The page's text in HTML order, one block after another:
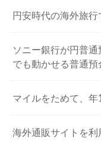
円安時代の海外旅
ソニー銀行が円普
でも動かせる普通
マイルをためて、
海外通販サイトを